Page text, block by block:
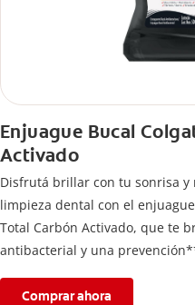
Enjuague Bucal
Activado
Disfrutá brillar con tu sonrisa y
limpieza dental con el
Total Carbón Activado, que te
antibacterial y una
Comprar ahora